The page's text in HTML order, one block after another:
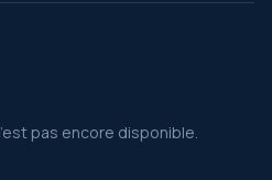
pas encore disponible.